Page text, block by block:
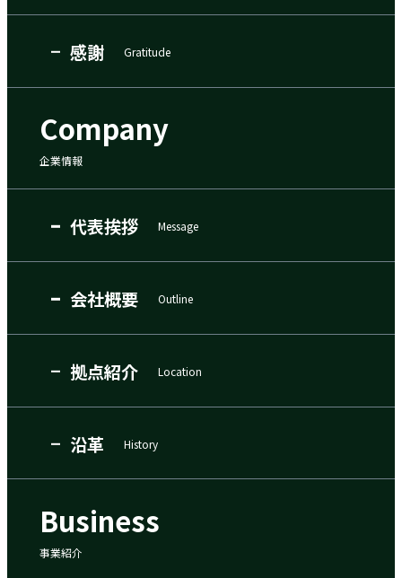
感謝 Gratitude
Company
企業情報
代表挨拶 Message
会社概要 Outline
拠点紹介 Location
沿革 History
Business
事業紹介